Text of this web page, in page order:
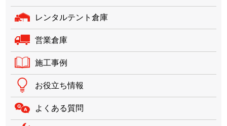
レンタルテント倉庫
営業倉庫
施工事例
お役立ち情報
よくある質問